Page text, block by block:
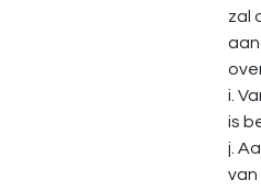
zal
i.
is
j.
van